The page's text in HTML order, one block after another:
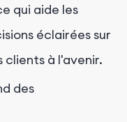
qui aide les
éclairées sur
à l'avenir.
des